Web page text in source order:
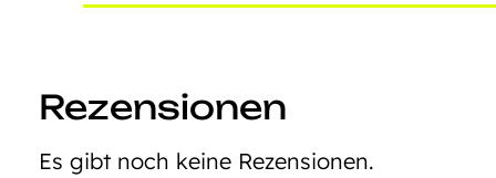
Rezensionen
Es gibt noch keine Rezensionen.